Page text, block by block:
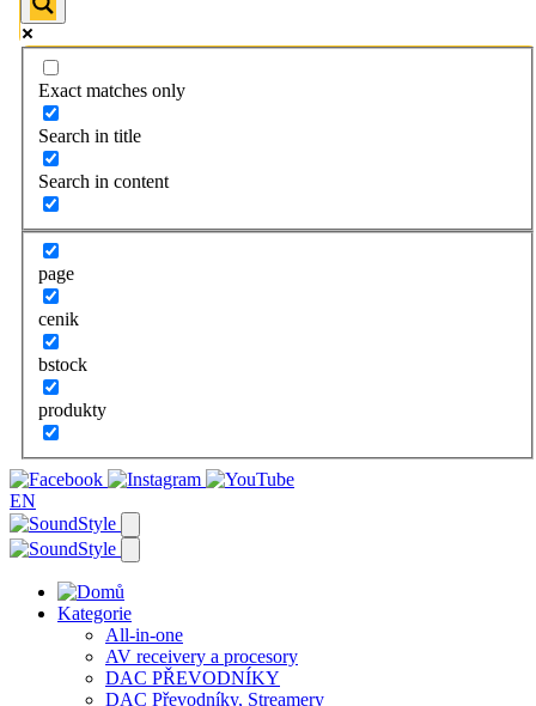
Exact matches only
Search in title
Search in content
page
cenik
bstock
produkty
EN
Kategorie
All-in-one
AV receivery a procesory
DAC PŘEVODNÍKY
DAC Převodníky, Streamery